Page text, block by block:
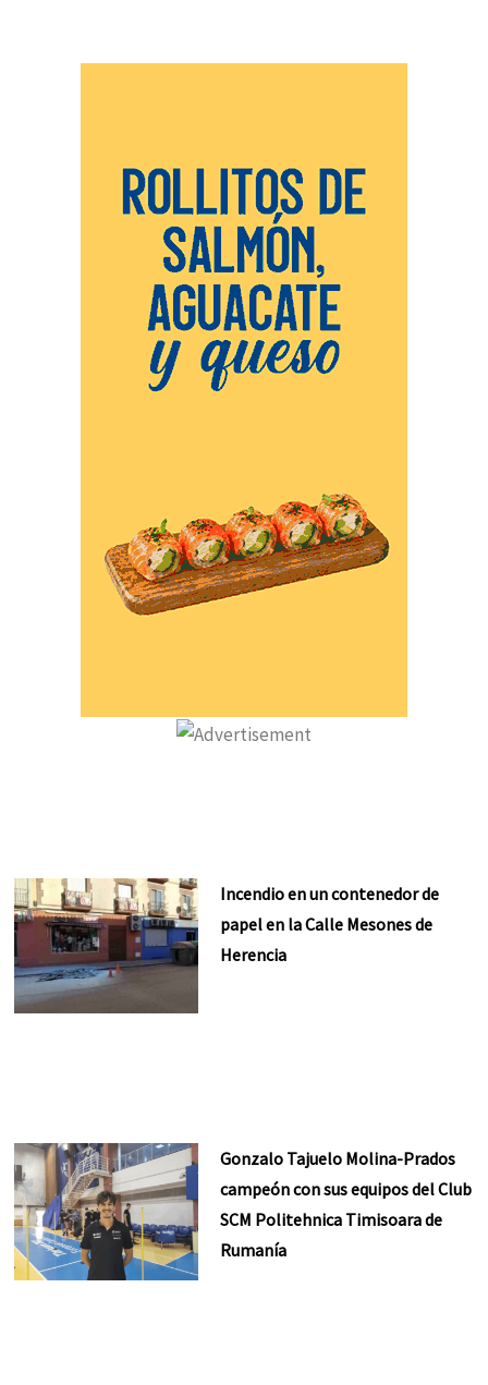
Incendio en un contenedor de
papel en la Calle Mesones de
Herencia
Gonzalo Tajuelo Molina-Prados
campeón con sus equipos del Club
SCM Politehnica Timisoara de
Rumanía